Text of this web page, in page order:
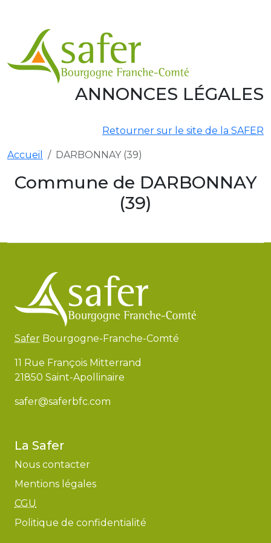
Aller au contenu principal
ANNONCES LÉGALES
Retourner sur le site de la SAFER
Accueil DARBONNAY (39)
Commune de DARBONNAY
(39)
Safer Bourgogne-Franche-Comté
11 Rue François Mitterrand
21850 Saint-Apollinaire
safer@saferbfc.com
La Safer
Nous contacter
Mentions légales
CGU
Politique de confidentialité